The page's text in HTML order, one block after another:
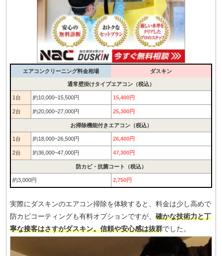
エアコンクリーニング料金相場 ダスキン
通常壁掛けタイプエアコン（税込）
1台 約10,000~15,500円 15,400円
2台 約20,000~27,000円 25,300円
お掃除機能付きエアコン（税込）
1台 約18,000~26,500円 26,400円
2台 約36,000~47,000円 47,300円
防カビ・抗菌コート（税込）
約3,000円 2,750円
実際にダスキンのエアコン掃除を体験すると、料金は少し高めで
防カビコーティングも有料オプションですが、 確かな技術力と丁
寧な接客はさすがダスキン。信頼や安心感は抜群でした。